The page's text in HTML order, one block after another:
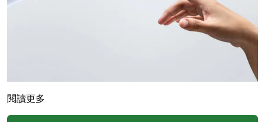
閱讀更多